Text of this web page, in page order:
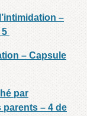
–
– Capsule
par
parents – 4 de